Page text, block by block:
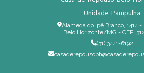
Unidade Pampulha
Alameda do Ipê Branco, 1414 -
Belo Horizonte/MG - CEP:
(31) 3441-6192